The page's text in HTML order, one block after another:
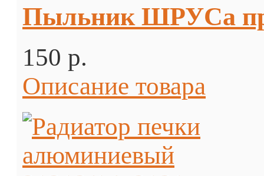
Пыльник ШРУСа
150 p.
Описание товара